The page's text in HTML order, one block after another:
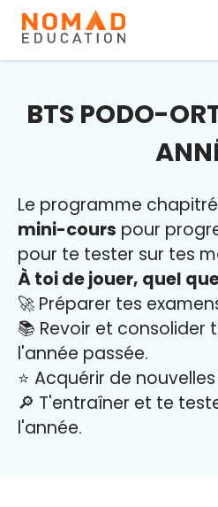
BTS PODO-
Le programme
mini-cours pour
pour te tester sur tes
À toi de jouer, quel
🚀 Préparer tes
📚 Revoir et consolider
l'année passée.
⭐️ Acquérir de
🔎 T'entraîner et te
l'année.